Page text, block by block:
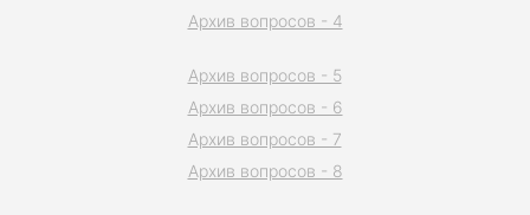
Архив вопросов - 4
Архив вопросов - 5
Архив вопросов - 6
Архив вопросов - 7
Архив вопросов - 8